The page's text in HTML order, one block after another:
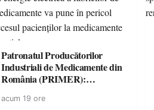
Patronatul Producătorilor
Industriali de Medicamente din
România (PRIMER):
energie electrică a fabricilor de
acum 19 ore